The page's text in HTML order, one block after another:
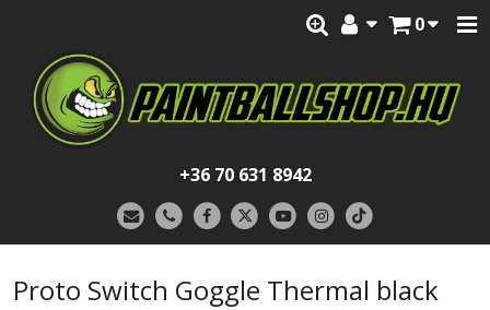
0
+36 70 631 8942
Proto Switch Goggle Thermal black